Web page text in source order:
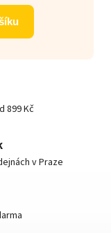
899 Kč
v Praze